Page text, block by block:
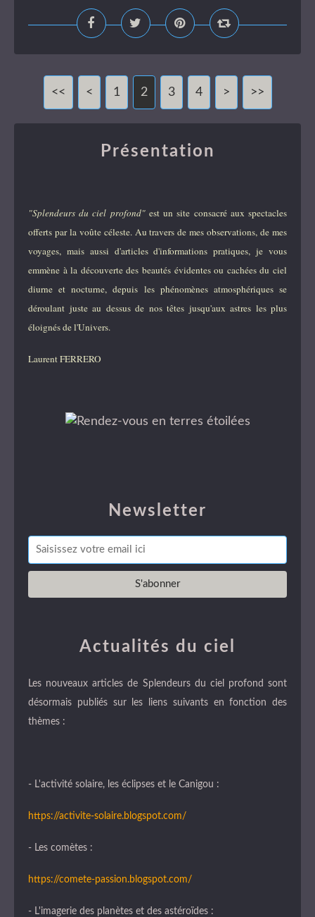
<< < 1 2 3 4 > >>
Newsletter
Présentation
"Splendeurs du ciel profond"est un site consacré aux spectacles
offerts par la voûte céleste. Au travers de mes observations, de mes
voyages, mais aussi d'articles d'informations pratiques, je vous
emmène à la découverte des beautés évidentes ou cachées du ciel
diurne et nocturne, depuis les phénomènes atmosphériques se
déroulant juste au dessus de nos têtes jusqu'aux astres les plus
éloignés de l'Univers.
Laurent FERRERO
Actualités du ciel
Les nouveaux articles de Splendeurs du ciel profond sont
désormais publiés sur les liens suivants en fonction des
thèmes :
- L'activité solaire, les éclipses et le Canigou :
https://activite-solaire.blogspot.com/
- Les comètes :
https://comete-passion.blogspot.com/
- L'imagerie des planètes et des astéroïdes :